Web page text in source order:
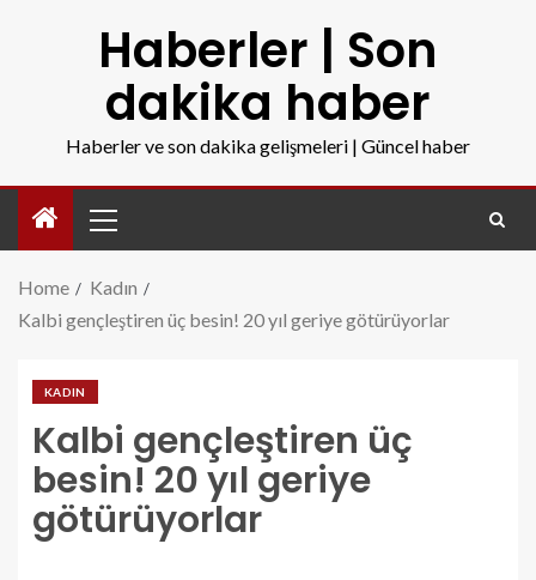
Haberler | Son
dakika haber
Haberler ve son dakika gelişmeleri | Güncel haber
Home
Kadın
Kalbi gençleştiren üç besin! 20 yıl geriye götürüyorlar
KADIN
Kalbi gençleştiren üç
besin! 20 yıl geriye
götürüyorlar